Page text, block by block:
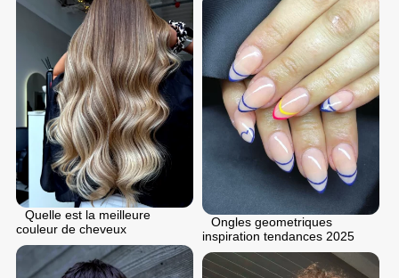
Quelle est la meilleure
couleur de cheveux
Ongles geometriques
inspiration tendances 2025